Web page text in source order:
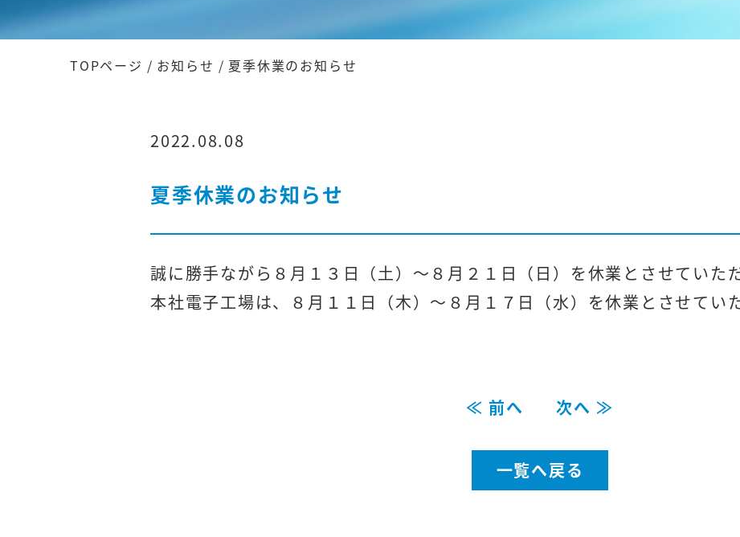
TOPページ / お知らせ / 夏季休業のお知らせ
2022.08.08
夏季休業のお知らせ
誠に勝手ながら８月１３日（土）～８月２１日（日）を休業とさせていただ
本社電子工場は、８月１１日（木）～８月１７日（水）を休業とさせていた
≪ 前へ 次へ ≫
一覧へ戻る